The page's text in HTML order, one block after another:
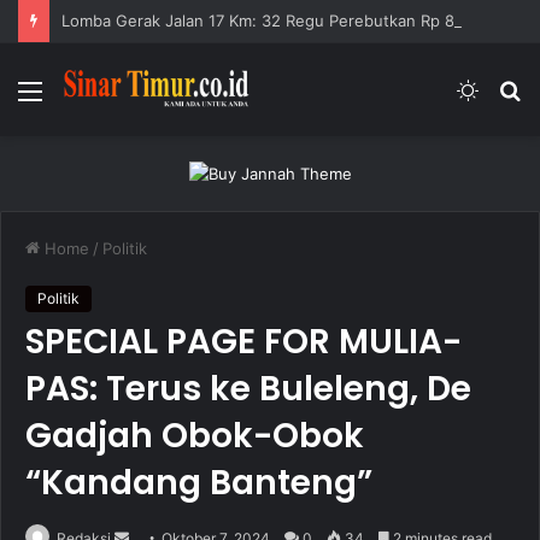
Menu
Switch
Home / Politik
Politik
SPECIAL PAGE FOR MULIA-
PAS: Terus ke Buleleng, De
Gadjah Obok-Obok
“Kandang Banteng”